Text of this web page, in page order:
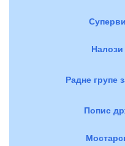
Радне групе
Попис